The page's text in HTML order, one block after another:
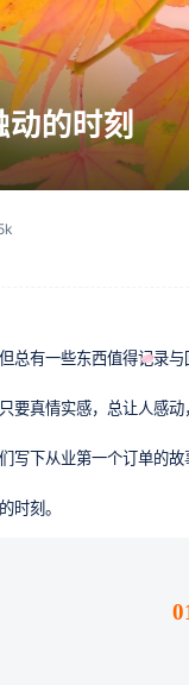
动的时刻
总有一些东西值得记录与
要真情实感，总让人感动
写下从业第一个订单的
时刻。